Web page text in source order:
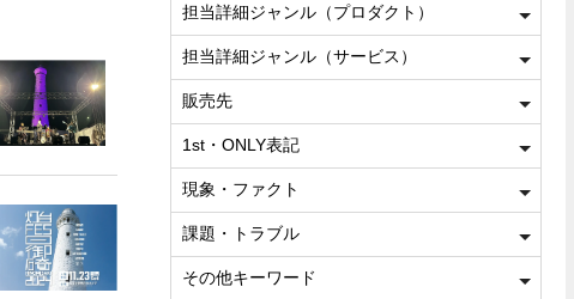
担当詳細ジャンル（プロダクト）
担当詳細ジャンル（サービス）
販売先
1st・ONLY表記
現象・ファクト
課題・トラブル
その他キーワード